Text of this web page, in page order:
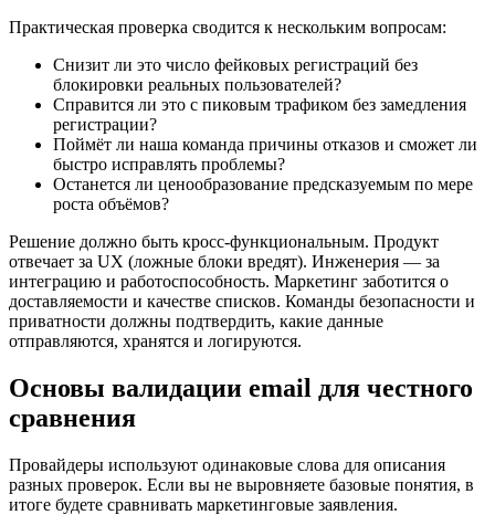
Практическая проверка сводится к нескольким вопросам:
Снизит ли это число фейковых регистраций без
блокировки реальных пользователей?
Справится ли это с пиковым трафиком без замедления
регистрации?
Поймёт ли наша команда причины отказов и сможет ли
быстро исправлять проблемы?
Останется ли ценообразование предсказуемым по мере
роста объёмов?
Решение должно быть кросс‑функциональным. Продукт
отвечает за UX (ложные блоки вредят). Инженерия — за
интеграцию и работоспособность. Маркетинг заботится о
доставляемости и качестве списков. Команды безопасности и
приватности должны подтвердить, какие данные
отправляются, хранятся и логируются.
Основы валидации email для честного
сравнения
Провайдеры используют одинаковые слова для описания
разных проверок. Если вы не выровняете базовые понятия, в
итоге будете сравнивать маркетинговые заявления.